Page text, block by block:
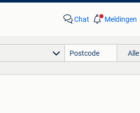
Chat Meldingen